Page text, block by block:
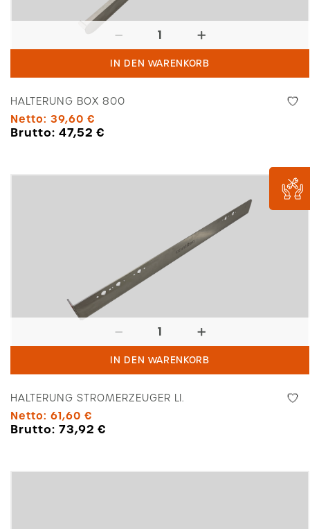
Box
IN DEN WARENKORB
HALTERUNG BOX 800
Netto: 39,60 €
Brutto: 47,52€
Stromerzeuger
IN DEN WARENKORB
HALTERUNG STROMERZEUGER LI.
Netto: 61,60 €
Brutto: 73,92€